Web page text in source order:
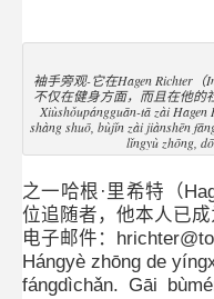
袖手旁观-它在Hagen Richter（
不仅在健身方面，而且在他的
Xiùshǒupángguān-tā zài
shàng shuō, bùjǐn zài jiànshēn
lǐngyù zhōng,
之一哈根·里希特（
位追随者，他本人已成
电子邮件：
Hángyè zhōng de
fángdìchǎn. Gāi